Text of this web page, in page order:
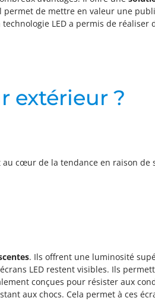
permet de mettre en valeur une
LED a permis de réaliser
extérieur ?
cœur de la tendance en raison de
. Ils offrent une luminosité
LED restent visibles. Ils
conçues pour résister aux
aux chocs. Cela permet à ces